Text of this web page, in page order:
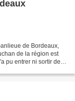
de Bordeaux,
de la région est
pu entrer ni sortir de la